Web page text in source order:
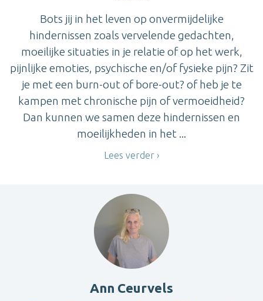
Bots jij in het leven op onvermijdelijke
hindernissen zoals vervelende gedachten,
moeilijke situaties in je relatie of op het werk,
pijnlijke emoties, psychische en/of fysieke pijn? Zit
je met een burn-out of bore-out? of heb je te
kampen met chronische pijn of vermoeidheid?
Dan kunnen we samen deze hindernissen en
moeilijkheden in het ...
Lees verder
Ann Ceurvels